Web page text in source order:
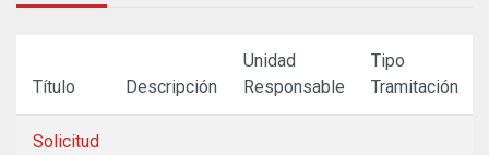
Título Descripción
Unidad
Responsable
Tipo
Tramitación
Solicitud